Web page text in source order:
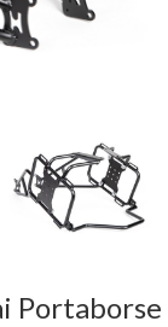
Portaborse